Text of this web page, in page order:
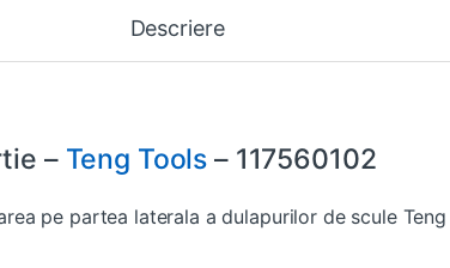
Descriere
– Teng Tools – 117560102
pe partea laterala a dulapurilor de scule